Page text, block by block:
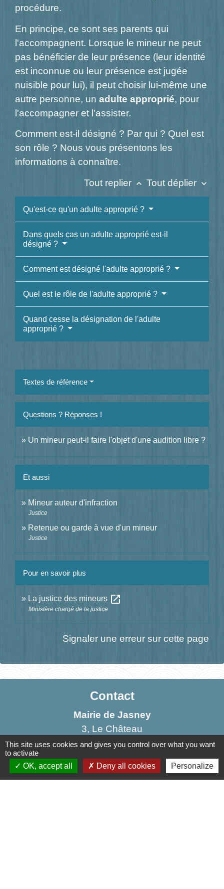
procédure.
En principe, ce sont ses parents qui
l'accompagnent. Lorsque le mineur ne peut
pas bénéficier de leur présence (leur identité
est inconnue ou leur présence est jugée
nuisible pour lui), il peut choisir lui-même une
autre personne, un adulte approprié, pour
l'accompagner et l'assister.
Comment est-il désigné ? Par qui ? Quel est
son rôle ? Nous vous présentons les
informations à connaître.
Tout replier keyboard_arrow_up Tout déplier keyboard_arrow_down
Qu'est-ce qu'un adulte approprié ?
Dans quels cas un adulte approprié est-il
désigné ?
Comment est désigné l'adulte approprié ?
Quel est le rôle de l'adulte approprié ?
Quand cesse la désignation de l'adulte
approprié ?
Textes de référence
Questions ? Réponses !
Un mineur peut-il faire l'objet d'une audition libre ?
Et aussi
Mineur auteur d'infraction
Justice
Retenue ou garde à vue d'un mineur
Justice
Pour en savoir plus
La justice des mineurs open_in_new
Ministère chargé de la justice
Signaler une erreur sur cette page
Contact
Mairie de Jasney
3, Le Château
70800 Jasney - FRANCE
+33 3 84 49 81 16
Contact par formulaire
This site uses cookies and gives you control over what you want
to activate
OK, accept all
Deny all cookies Personalize